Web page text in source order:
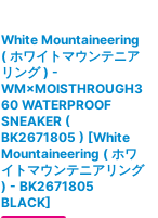
White Mountaineering
( ホワイトマウンテニア
リング ) -
WM×MOISTHROUGH3
60 WATERPROOF
SNEAKER (
BK2671805 ) [White
Mountaineering ( ホワ
イトマウンテニアリング
) - BK2671805
BLACK]